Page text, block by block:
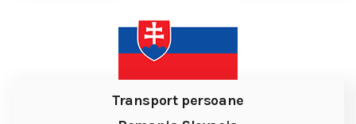
Transport persoane